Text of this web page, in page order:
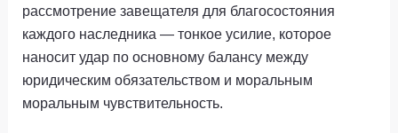
рассмотрение завещателя для благосостояния
каждого наследника — тонкое усилие, которое
наносит удар по основному балансу между
юридическим обязательством и моральным
моральным чувствительность.